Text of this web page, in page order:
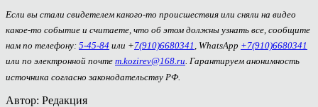
Если вы стали свидетелем какого-то происшествия или сняли на видео
какое-то событие и считаете, что об этом должны узнать все, сообщите
нам по телефону: 5-45-84 или +7(910)6680341 , WhatsApp +7(910)6680341
или по электронной почте m.kozirev@168.ru. Гарантируем анонимность
источника согласно законодательству РФ.
Автор: Редакция